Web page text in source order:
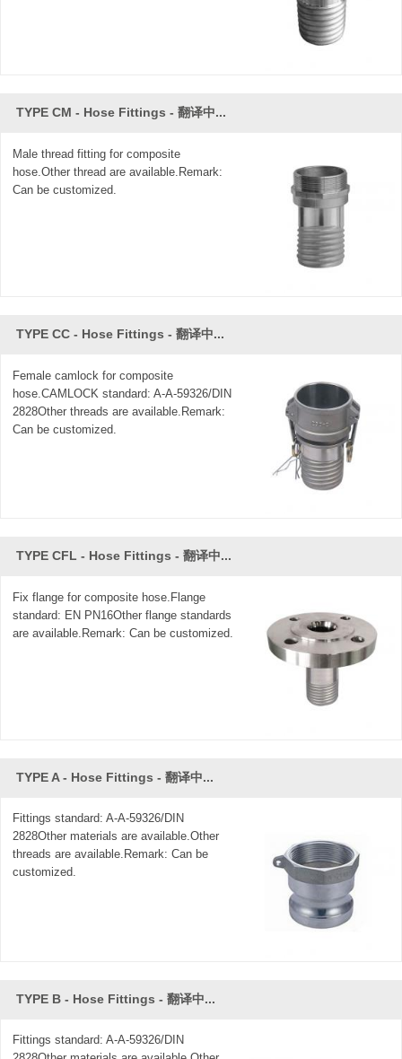
TYPE CM - Hose Fittings - 翻译中...
Male thread fitting for composite
hose.Other thread are available.Remark:
Can be customized.
TYPE CC - Hose Fittings - 翻译中...
Female camlock for composite
hose.CAMLOCK standard: A-A-59326/DIN
2828Other threads are available.Remark:
Can be customized.
TYPE CFL - Hose Fittings - 翻译中...
Fix flange for composite hose.Flange
standard: EN PN16Other flange standards
are available.Remark: Can be customized.
TYPE A - Hose Fittings - 翻译中...
Fittings standard: A-A-59326/DIN
2828Other materials are available.Other
threads are available.Remark: Can be
customized.
TYPE B - Hose Fittings - 翻译中...
Fittings standard: A-A-59326/DIN